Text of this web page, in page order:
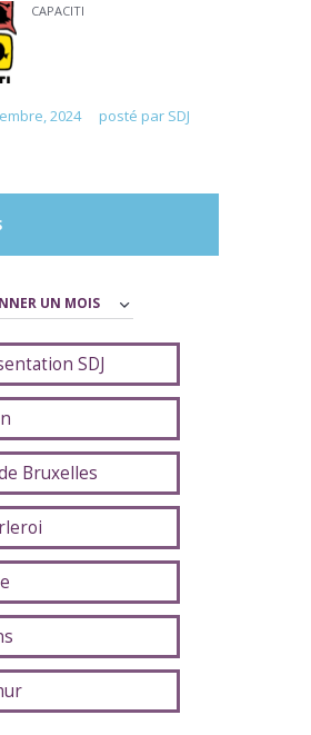
CAPACITI
2024 posté par SDJ
SDJ
Bruxelles